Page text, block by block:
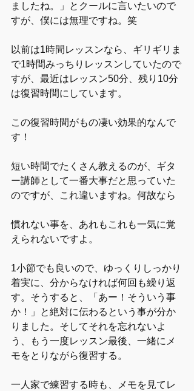
ましたね。」とクールに言いたいので
すが、僕には無理ですね。笑
以前は1時間レッスンなら、ギリギリま
で1時間みっちりレッスンしていたので
すが、最近はレッスン50分、残り10分
は復習時間にしています。
この復習時間がもの凄い効果的なんで
す！
短い時間でたくさん教えるのが、ギタ
ー講師として一番大事だと思っていた
のですが、これ違いますね。何故なら
慣れない事を、あれもこれも一気に覚
えられないですよ。
1小節でも良いので、ゆっくりしっかり
着実に、分からなければ何回も繰り返
す。そうすると、「あー！そういう事
か！」と絶対に伝わるという事が分か
りました。そしてそれを忘れないよ
う、もう一度レッスン最後、一緒にメ
モをとりながら復習する。
一人家で練習する時も、メモを見てレ